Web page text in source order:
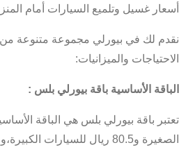
أسعار غسيل وتلميع السيارات أمام
نقدم لك في بيورلي مجموعة متنوعة من
الاحتياجات والميزانيات:
الباقة الأساسية باقة بيورلي بلس :
الصغيرة و80.5 ريال للسيارات